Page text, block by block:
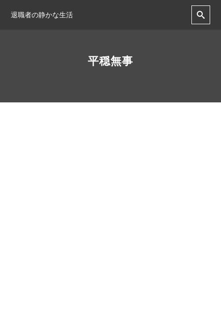
退職者の静かな生活
平穏無事